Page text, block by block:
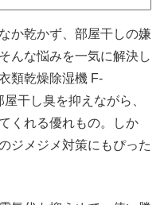
か乾かず、部屋干しの嫌
んな悩みを一気に解決し
類乾燥除湿機 F-
干し臭を抑えながら、
くれる優れもの。しか
ジメジメ対策にもぴった